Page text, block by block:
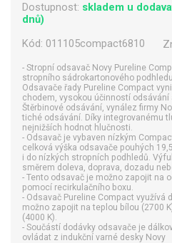
Dostupnost: skladem u
dnů)
Kód: 011105compact6810
- Stropní odsavač Novy Pureline
stropního sádrokartonového
Odsavače řady Pureline Compact
chodem, vysokou účinností
Štěrbinové odsávání, vynález firmy
tiché odsávání. Díky integrovanému
nejnižších hodnot hlučnosti.
- Odsavač je vybaven nízkým
celková výška odsavače pouhých
i do nízkých stropních podhledů.
směrem doleva, doprava, dozadu
- Tento odsavač je možno zapojit na
pomocí recirkulačního boxu.
- Odsavač Pureline Compact využívá
možno zapojit na teplou bílou (2700
(4000 K).
- Součástí dodávky odsavače je
ovládat z indukční varné desky Novy